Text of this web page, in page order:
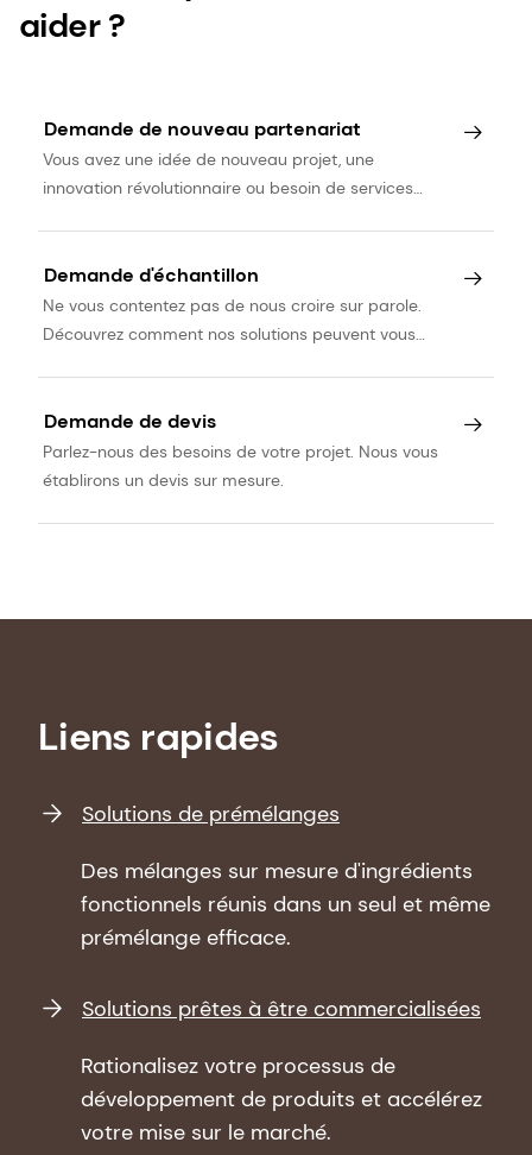
aider ?
Demande de nouveau partenariat
Vous avez une idée de nouveau projet, une
innovation révolutionnaire ou besoin de services
Demande d'échantillon
Ne vous contentez pas de nous croire sur parole.
Découvrez comment nos solutions peuvent vous
Demande de devis
Parlez-nous des besoins de votre projet. Nous vous
établirons un devis sur mesure.
Liens rapides
Solutions de prémélanges
Des mélanges sur mesure d'ingrédients
fonctionnels réunis dans un seul et même
prémélange efficace.
Solutions prêtes à être commercialisées
Rationalisez votre processus de
développement de produits et accélérez
votre mise sur le marché.